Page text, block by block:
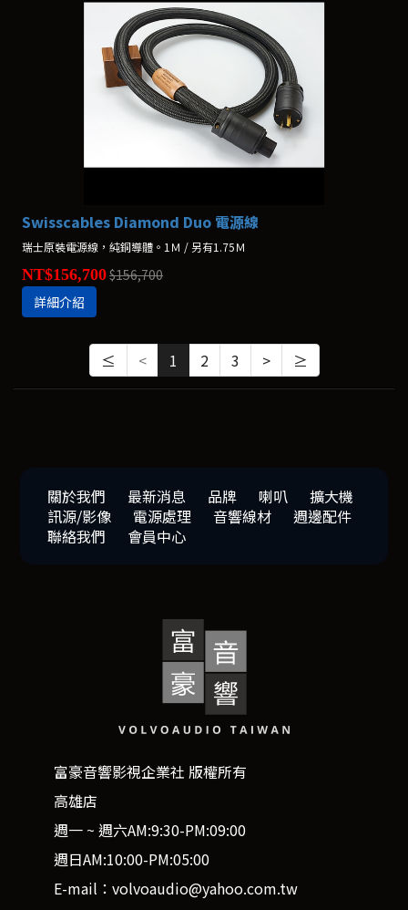
Swisscables Diamond Duo 電源線
瑞士原裝電源線，純銅導體。1Ｍ / 另有1.75Ｍ
NT$156,700$156,700
詳細介紹
≤ < 1 2 3 > ≥
關於我們 最新消息 品牌 喇叭
擴大機
訊源/影像
電源處理 音響線材
週邊配件
聯絡我們
會員中心
富豪音響影視企業社 版權所有
高雄店
週一 ~ 週六AM:9:30-PM:09:00
週日AM:10:00-PM:05:00
E-mail：volvoaudio@yahoo.com.tw